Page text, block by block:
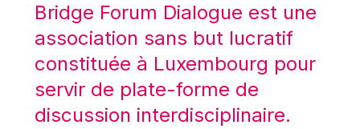
Paolo Mengozzi
Paschal Donohoe
Pat Cox
Patrizia Nanz
Philippe Maystadt
Bridge Forum Dialogue est une
association sans but lucratif
constituée à Luxembourg pour
servir de plate-forme de
discussion interdisciplinaire.